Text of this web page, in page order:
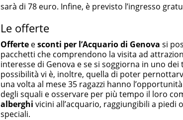
sarà di 78 euro. Infine, è previsto l’ingresso
Le offerte
Offerte esconti per l’Acquario di Genova si
pacchetti che comprendono la visita ad
interesse di Genova e se si soggiorna in uno
possibilità vi è, inoltre, quella di poter
una volta al mese 35 ragazzi hanno
degli squali e osservare per più tempo il loro
alberghi vicini all’acquario, raggiungibili a piedi
speciali.